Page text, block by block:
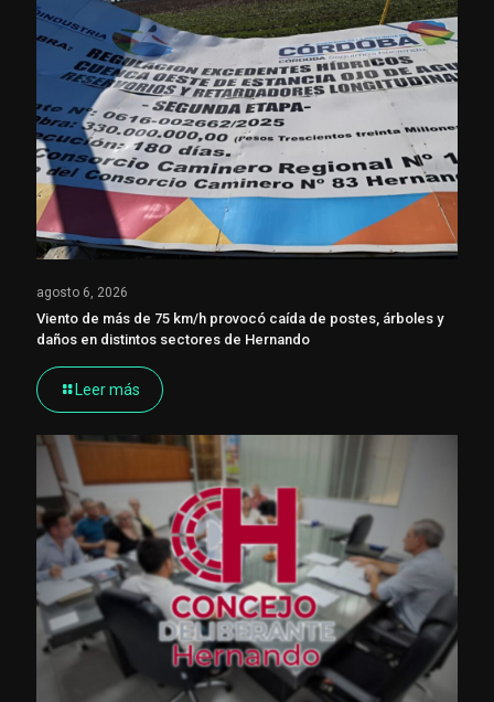
agosto 6, 2026
Viento de más de 75 km/h provocó caída de postes, árboles y
daños en distintos sectores de Hernando
Leer más